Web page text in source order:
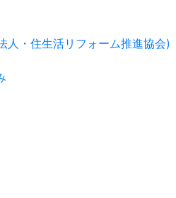
人・住生活リフォーム推進協会)